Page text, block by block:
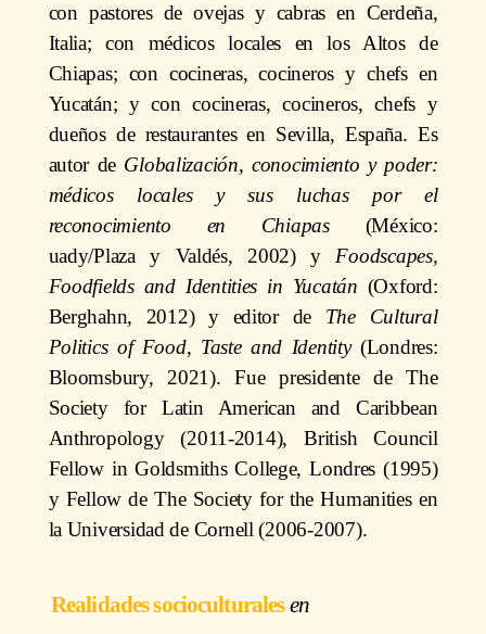
con pastores de ovejas y cabras en Cerdeña,
Italia; con médicos locales en los Altos de
Chiapas; con cocineras, cocineros y chefs en
Yucatán; y con cocineras, cocineros, chefs y
dueños de restaurantes en Sevilla, España. Es
autor de Globalización, conocimiento y poder:
médicos locales y sus luchas por el
reconocimiento en Chiapas(México:
uady/Plaza y Valdés, 2002) y Foodscapes,
Foodfields and Identities in Yucatán (Oxford:
Berghahn, 2012) y editor de The Cultural
Politics of Food, Taste and Identity(Londres:
Bloomsbury, 2021). Fue presidente de The
Society for Latin American and Caribbean
Anthropology (2011-2014), British Council
Fellow in Goldsmiths College, Londres (1995)
y Fellow de The Society for the Humanities en
la Universidad de Cornell (2006-2007).
Realidades socioculturales